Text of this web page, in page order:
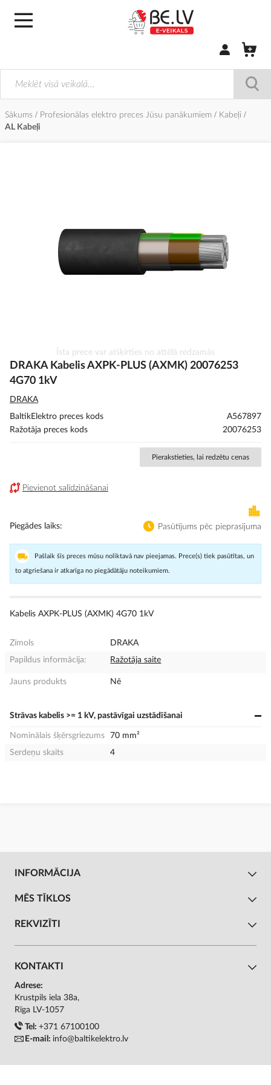
Pierakstīties/
Sākums Profesionālas elektro preces Jūsu panākumiem
Kabeļi
AL Kabeļi
uz
galerijas
Īsta prece var atšķirties no attēlā redzamās
DRAKA Kabelis AXPK-PLUS (AXMK) 20076253
4G70 1kV
DRAKA
BaltikElektro preces kods
A567897
Ražotāja preces kods
20076253
Pierakstieties, lai redzētu cenas
Pievienot salīdzināšanai
Piegādes laiks Pasūtījums pēc pieprasījuma
Pašlaik šīs preces mūsu noliktavā nav pieejamas. Prece(s) tiek pasūtītas, un
to atgriešana ir atkarīga no piegādātāju noteikumiem.
Kabelis AXPK-PLUS (AXMK) 4G70 1kV
Zīmols
DRAKA
Papildus informācija:
Ražotāja saite
Jauns produkts Nē
Strāvas kabelis >= 1 kV, pastāvīgai uzstādīšanai
Nominālais šķērsgriezums
70 mm²
Serdeņu skaits
4
INFORMĀCIJA
MĒS TĪKLOS
REKVIZĪTI
KONTAKTI
Adrese:
Krustpils iela 38a,
Rīga LV-1057
Tel: +371 67100100
E-mail: info@baltikelektro.lv